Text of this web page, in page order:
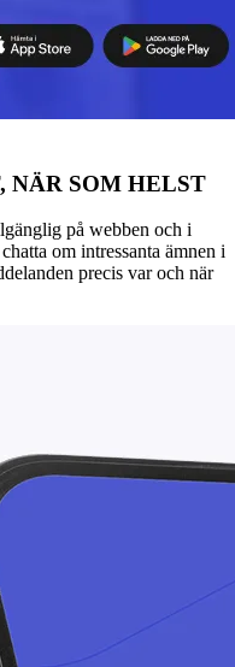
NÄR SOM HELST
på webben och i
om intressanta ämnen i
precis var och när